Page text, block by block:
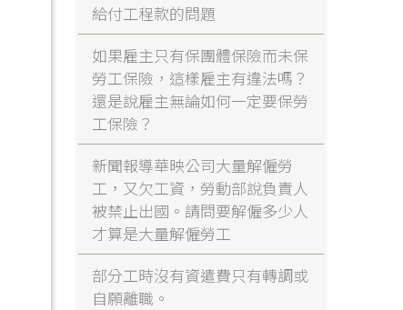
給付工程款的問題
如果雇主只有保團體保險而未保
勞工保險，這樣雇主有違法嗎？
還是說雇主無論如何一定要保勞
工保險？
新聞報導華映公司大量解僱勞
工，又欠工資，勞動部說負責人
被禁止出國。請問要解僱多少人
才算是大量解僱勞工
部分工時沒有資遣費只有轉調或
自願離職。